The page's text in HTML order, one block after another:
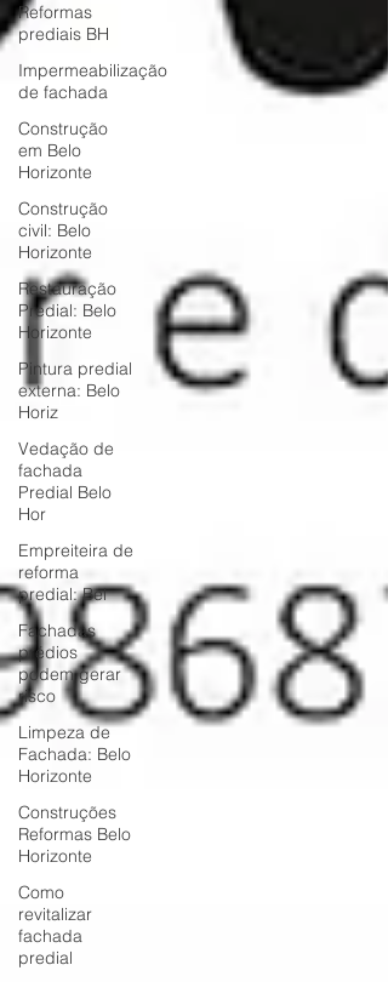
Reformas
prediais BH
Impermeabilização
de fachada
Construção
em Belo
Horizonte
Construção
civil: Belo
Horizonte
Restauração
Predial: Belo
Horizonte
Pintura predial
externa: Belo
Horiz
Vedação de
fachada
Predial Belo
Hor
Empreiteira de
reforma
predial: Bel
Fachadas
prédios
podem gerar
risco
Limpeza de
Fachada: Belo
Horizonte
Construções
Reformas Belo
Horizonte
Como
revitalizar
fachada
predial